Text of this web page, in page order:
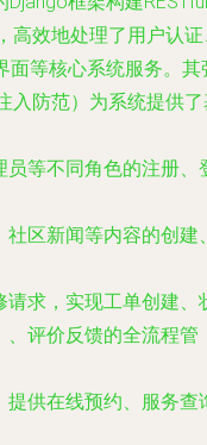
高效地处理了用户认
面等核心系统服务。其
入防范）为系统提供
员等不同角色的注册、
社区新闻等内容的创建
请求，实现工单创建、
评价反馈的全流程管
提供在线预约、服务查